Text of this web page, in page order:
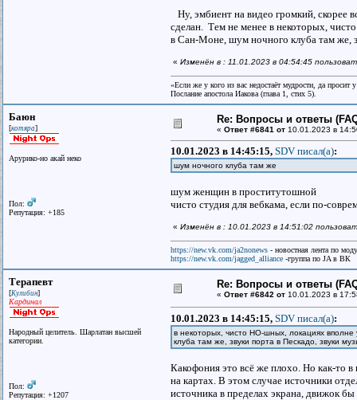
Ну, эмбиент на видео громкий, скорее
сделан. Тем не менее в некоторых,
в Сан-Моне, шум ночного клуба там же,
« Изменён в : 11.01.2023 в 04:54:45
«Если же у кого из вас недостаёт мудрости, да
Послание апостола Иакова (глава 1, стих 5).
Баюн
[котяра]
Арурико-но акай неко
Пол:
Репутация: +185
Re: Вопросы и ответы
« Ответ #6841 от 10.01.2023 в
10.01.2023 в 14:45:15, SDV писал(a):
шум ночного клуба там же
шум женщин в проститутошной
чисто студия для вебкама, если по-
« Изменён в : 10.01.2023 в 14:51:02
https://new.vk.com/ja2nonews - новостная лента по
https://new.vk.com/jagged_alliance -группа по JA в ВК
Терапевт
[Кулибин]
Кардинал
Народный целитель. Шарлатан высшей
категории.
Пол:
Репутация: +1207
Re: Вопросы и ответы
« Ответ #6842 от 10.01.2023 в
10.01.2023 в 14:45:15, SDV писал(a):
в некоторых, чисто НО-шных, локациях
клуба там же, звуки порта в Пескадо, звуки
Какофония это всё же плохо. Но как-то
на картах. В этом случае источники
источника в пределах экрана, движок